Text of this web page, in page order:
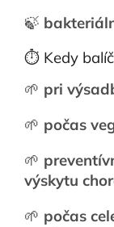
🍃
⏱️ Kedy
🌱 pri
🌱 počas
🌱
výskytu
🌱 počas